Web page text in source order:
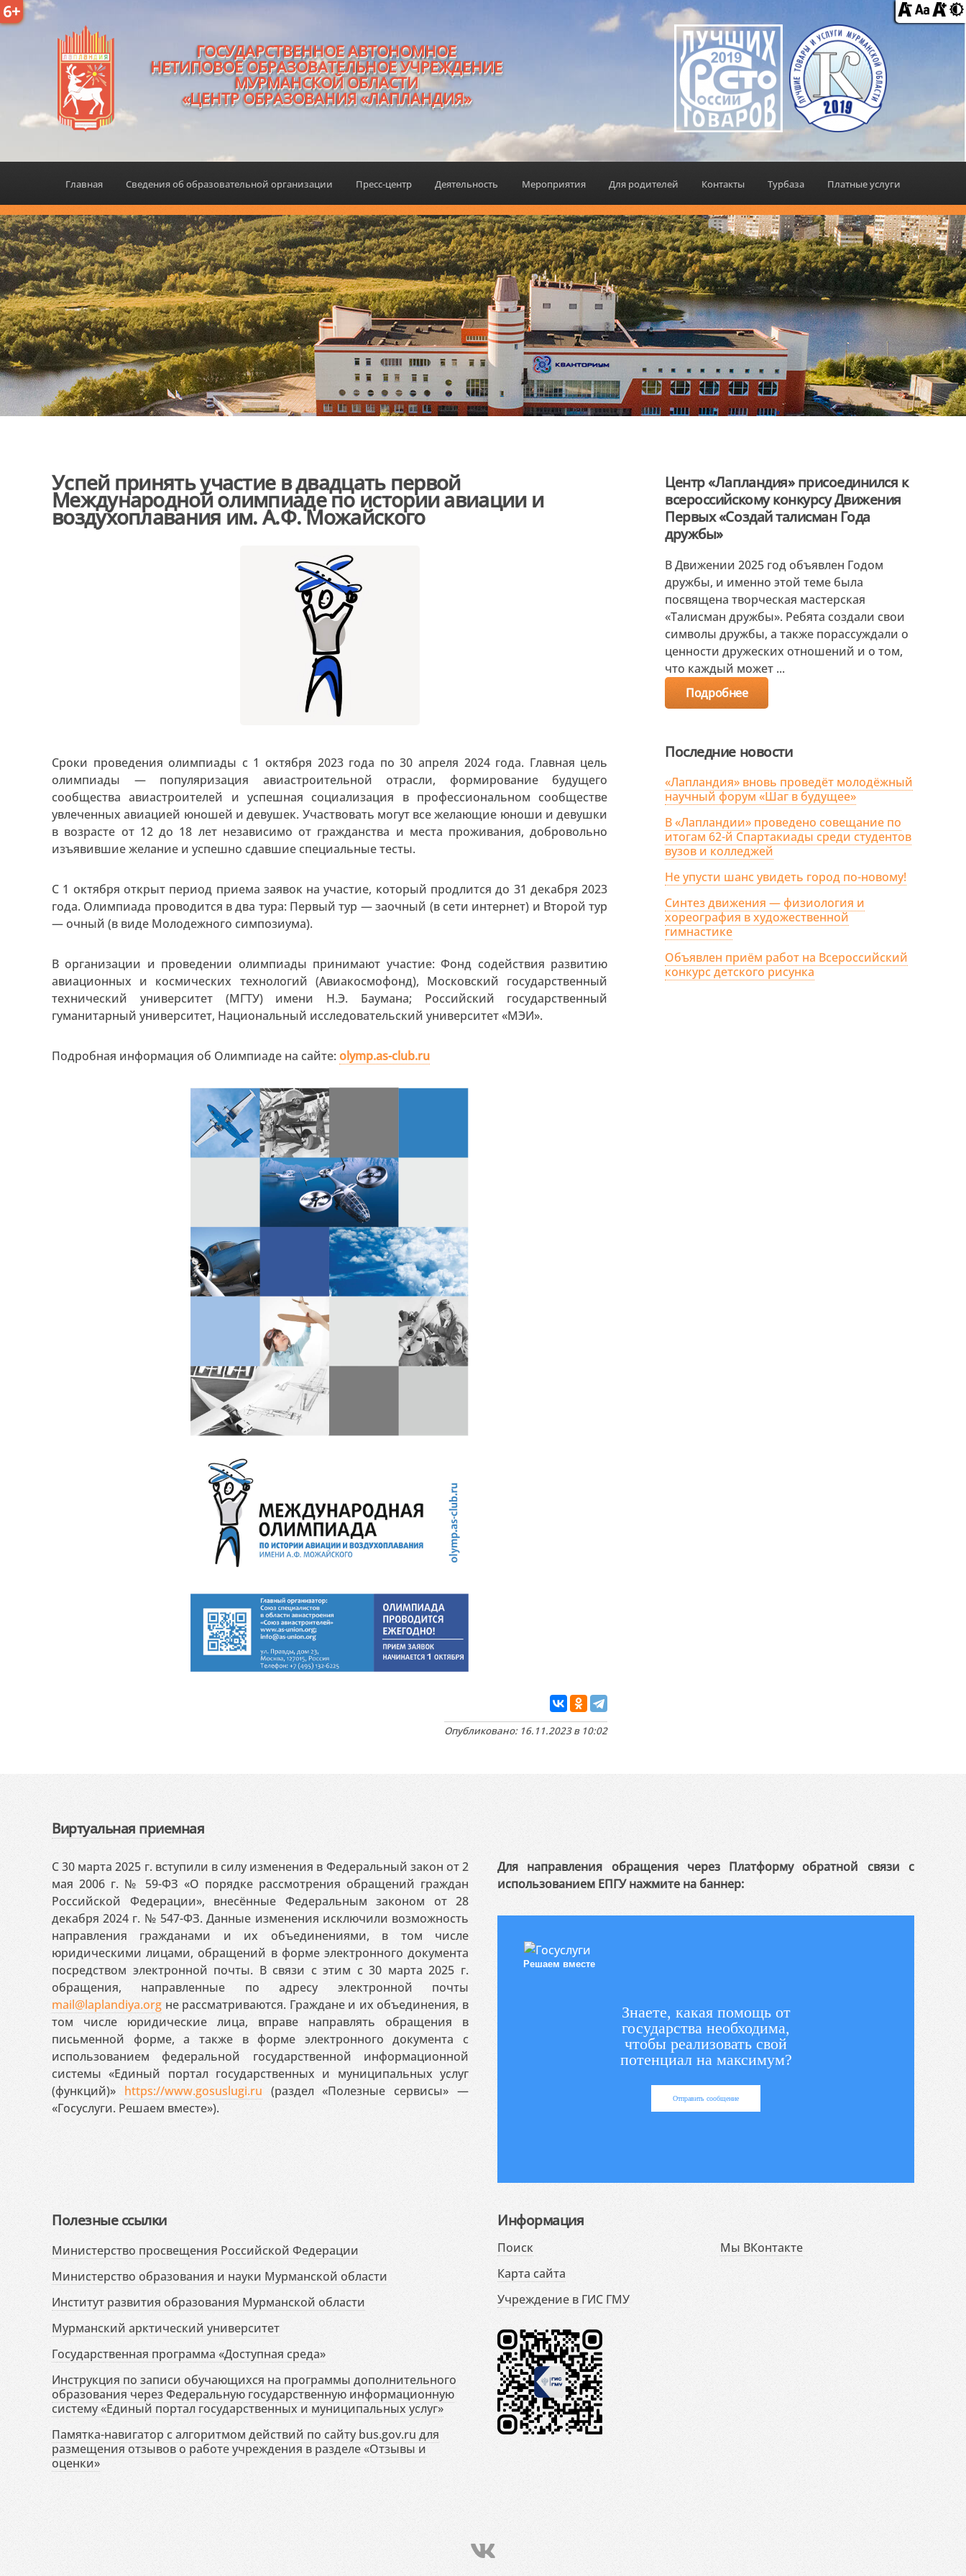
6+
ГОСУДАРСТВЕННОЕ АВТОНОМНОЕ
НЕТИПОВОЕ ОБРАЗОВАТЕЛЬНОЕ УЧРЕЖДЕНИЕ
МУРМАНСКОЙ ОБЛАСТИ
«ЦЕНТР ОБРАЗОВАНИЯ «ЛАПЛАНДИЯ»
Главная Сведения об образовательной организации Пресс-центр Деятельность Мероприятия Для родителей Контакты Турбаза Платные услуги
Успей принять участие в двадцать первой
Международной олимпиаде по истории авиации и
воздухоплавания им. А.Ф. Можайского
Сроки проведения олимпиады с 1 октября 2023 года по 30 апреля 2024 года. Главная цель
олимпиады — популяризация авиастроительной отрасли, формирование будущего
сообщества авиастроителей и успешная социализация в профессиональном сообществе
увлеченных авиацией юношей и девушек. Участвовать могут все желающие юноши и девушки
в возрасте от 12 до 18 лет независимо от гражданства и места проживания, добровольно
изъявившие желание и успешно сдавшие специальные тесты.
С 1 октября открыт период приема заявок на участие, который продлится до 31 декабря 2023
года. Олимпиада проводится в два тура: Первый тур — заочный (в сети интернет) и Второй тур
— очный (в виде Молодежного симпозиума).
В организации и проведении олимпиады принимают участие: Фонд содействия развитию
авиационных и космических технологий (Авиакосмофонд), Московский государственный
технический университет (МГТУ) имени Н.Э. Баумана; Российский государственный
гуманитарный университет, Национальный исследовательский университет «МЭИ».
Подробная информация об Олимпиаде на сайте: olymp.as-club.ru
Опубликовано: 16.11.2023 в 10:02
Центр «Лапландия» присоединился к
всероссийскому конкурсу Движения
Первых «Создай талисман Года
дружбы»
В Движении 2025 год объявлен Годом
дружбы, и именно этой теме была
посвящена творческая мастерская
«Талисман дружбы». Ребята создали свои
символы дружбы, а также порассуждали о
ценности дружеских отношений и о том,
что каждый может ...
Подробнее
Последние новости
«Лапландия» вновь проведёт молодёжный
научный форум «Шаг в будущее»
В «Лапландии» проведено совещание по
итогам 62-й Спартакиады среди студентов
вузов и колледжей
Не упусти шанс увидеть город по-новому!
Синтез движения — физиология и
хореография в художественной
гимнастике
Объявлен приём работ на Всероссийский
конкурс детского рисунка
Виртуальная приемная
С 30 марта 2025 г. вступили в силу изменения в Федеральный закон от 2
мая 2006 г. № 59-ФЗ «О порядке рассмотрения обращений граждан
Российской Федерации», внесённые Федеральным законом от 28
декабря 2024 г. № 547-ФЗ. Данные изменения исключили возможность
направления гражданами и их объединениями, в том числе
юридическими лицами, обращений в форме электронного документа
посредством электронной почты. В связи с этим с 30 марта 2025 г.
обращения, направленные по адресу электронной почты
mail@laplandiya.org не рассматриваются. Граждане и их объединения, в
том числе юридические лица, вправе направлять обращения в
письменной форме, а также в форме электронного документа с
использованием федеральной государственной информационной
системы «Единый портал государственных и муниципальных услуг
(функций)» https://www.gosuslugi.ru (раздел «Полезные сервисы» —
«Госуслуги. Решаем вместе»).
Для направления обращения через Платформу обратной связи с
использованием ЕПГУ нажмите на баннер:
Решаем вместе
Знаете, какая помощь от
государства необходима,
чтобы реализовать свой
потенциал на максимум?
Отправить сообщение
Полезные ссылки
Министерство просвещения Российской Федерации
Министерство образования и науки Мурманской области
Институт развития образования Мурманской области
Мурманский арктический университет
Государственная программа «Доступная среда»
Инструкция по записи обучающихся на программы дополнительного
образования через Федеральную государственную информационную
систему «Единый портал государственных и муниципальных услуг»
Памятка-навигатор с алгоритмом действий по сайту bus.gov.ru для
размещения отзывов о работе учреждения в разделе «Отзывы и
оценки»
Информация
Поиск
Карта сайта
Учреждение в ГИС ГМУ
Мы ВКонтакте